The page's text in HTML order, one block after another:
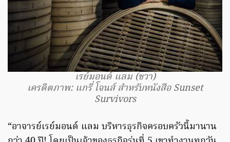
เรย์มอนด์ แลม (ขวา)
เครดิตภาพ: แกรี่ โจนส์ สำหรับหนังสือ Sunset
Survivors
“อาจารย์เรย์มอนด์ แลม บริหารธุรกิจครอบครัวนี้มานาน